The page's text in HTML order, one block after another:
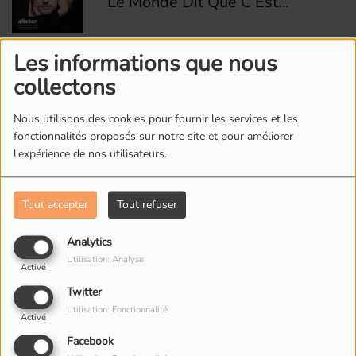
Les informations que nous
collectons
Nous utilisons des cookies pour fournir les services et les
fonctionnalités proposés sur notre site et pour améliorer
l'expérience de nos utilisateurs.
Tout accepter Tout refuser
Analytics
Activé
Utilisation: Analyse
Twitter
Activé
Utilisation: Fonctionnalité
Facebook
Quelque Chose Dans Mon
Verre
Qu'est ce qu'on va faire de
toi
8 Psycho Lover
9